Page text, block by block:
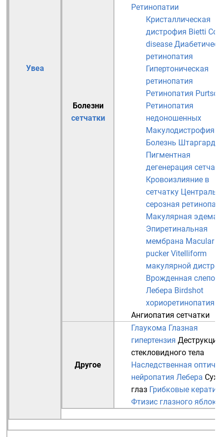
Увеа
Болезни
сетчатки
Ретинопатии
Кристаллическая
дистрофия Bietti
disease
ретинопатия
Гипертоническая
ретинопатия
Ретинопатия
Ретинопатия
недоношенных
Макулодистрофия
Болезнь
Пигментная
дегенерация
Кровоизлияние в
сетчатку
серозная
Макулярная эдема
Эпиретинальная
мембрана Macular
pucker Vitelliform
макулярной
Врожденная
Лебера Birdshot
хориоретинопатия
Ангиопатия сетчатки
Другое
Глаукома Глазная
гипертензия
стекловидного тела
Наследственная
нейропатия Лебера
глаз Грибковые
Фтизис глазного